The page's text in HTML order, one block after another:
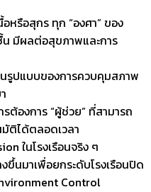
อหรือสุกร ทุก “องศา” ของ
มีผลต่อสุขภาพและการ
รูปแบบของการควบคุมสภาพ
ต้องการ “ผู้ช่วย” ที่สามารถ
ติได้ตลอดเวลา
ในโรงเรือนจริง ๆ
นมาเพื่อยกระดับโรงเรือนปิด
Control